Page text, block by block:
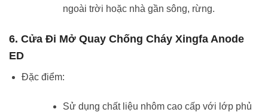
ngoài trời hoặc nhà gần sông, rừng.
6. Cửa Đi Mở Quay Chống Cháy Xingfa Anode
ED
Đặc điểm:
Sử dụng chất liệu nhôm cao cấp với lớp phủ